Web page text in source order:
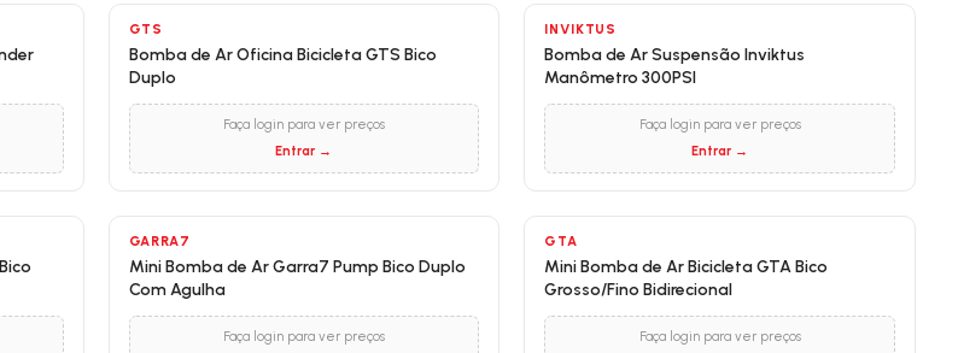
GTS
Bomba de Ar Oficina Bicicleta GTS Bico
Duplo
Faça login para ver preços
Entrar →
INVIKTUS
Bomba de Ar Suspensão Inviktus
Manômetro 300PSI
Faça login para ver preços
Entrar →
GARRA7
Mini Bomba de Ar Garra7 Pump Bico Duplo
Com Agulha
Faça login para ver preços
GTA
Mini Bomba de Ar Bicicleta GTA Bico
Grosso/Fino Bidirecional
Faça login para ver preços